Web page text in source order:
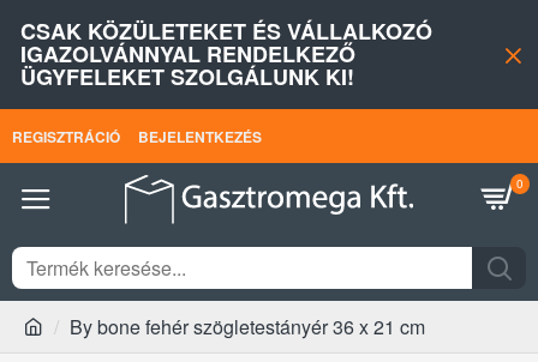
CSAK KÖZÜLETEKET ÉS VÁLLALKOZÓ
IGAZOLVÁNNYAL RENDELKEZŐ
ÜGYFELEKET SZOLGÁLUNK KI!
REGISZTRÁCIÓ BEJELENTKEZÉS
0
By bone fehér szögletestányér 36 x 21 cm